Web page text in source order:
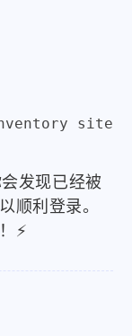
发现已经被
顺利登录。
⚡